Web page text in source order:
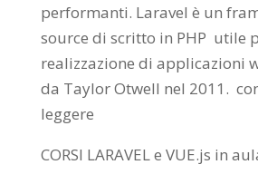
performanti. Laravel è un
source di scritto in PHP utile
realizzazione di applicazioni
da Taylor Otwell nel 2011.
leggere
CORSI LARAVEL e VUE.js in